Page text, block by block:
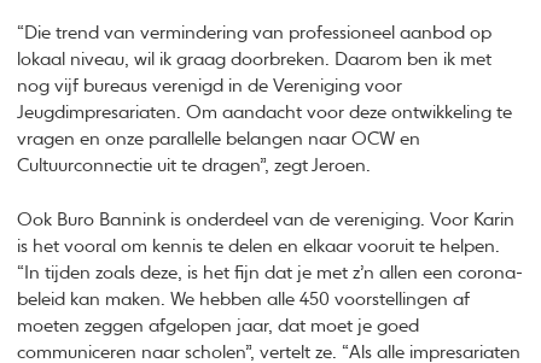
“Die trend van vermindering van professioneel aanbod op
lokaal niveau, wil ik graag doorbreken. Daarom ben ik met
nog vijf bureaus verenigd in de Vereniging voor
Jeugdimpresariaten. Om aandacht voor deze ontwikkeling te
vragen en onze parallelle belangen naar OCW en
Cultuurconnectie uit te dragen”, zegt Jeroen.
Ook Buro Bannink is onderdeel van de vereniging. Voor Karin
is het vooral om kennis te delen en elkaar vooruit te helpen.
“In tijden zoals deze, is het fijn dat je met z’n allen een corona-
beleid kan maken. We hebben alle 450 voorstellingen af
moeten zeggen afgelopen jaar, dat moet je goed
communiceren naar scholen”, vertelt ze. “Als alle impresariaten